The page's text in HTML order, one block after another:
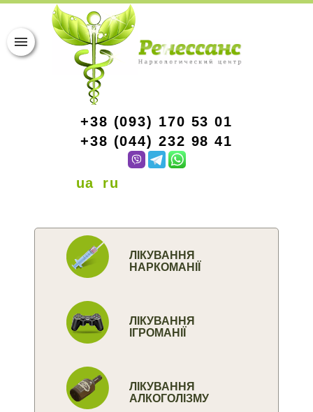
+38 (093) 170 53 01
+38 (044) 232 98 41
ua ru
ЛІКУВАННЯ
НАРКОМАНІЇ
ЛІКУВАННЯ
ІГРОМАНІЇ
ЛІКУВАННЯ
АЛКОГОЛІЗМУ